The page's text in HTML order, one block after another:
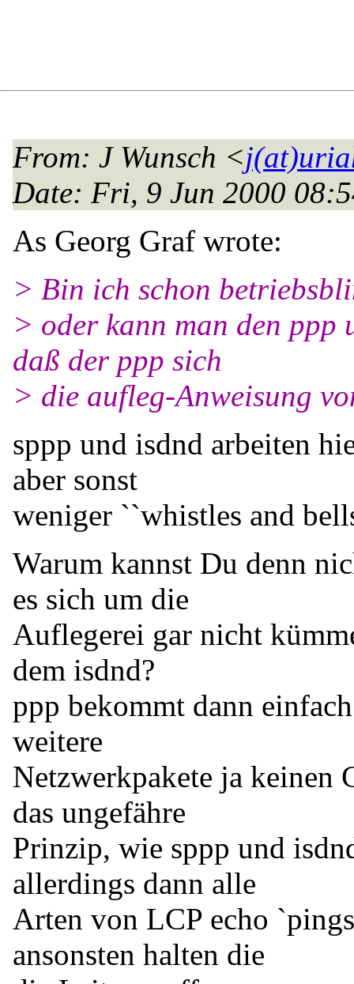
From: J Wunsch <
Date: Fri, 9 Jun 2000
As Georg Graf wrote:
> Bin ich schon
> oder kann man den ppp
daß der ppp sich
> die aufleg-Anweisung
sppp und isdnd arbeiten
aber sonst
weniger ``whistles and
Warum kannst Du denn
es sich um die
Auflegerei gar nicht
dem isdnd?
ppp bekommt dann
weitere
Netzwerkpakete ja keinen
das ungefähre
Prinzip, wie sppp und
allerdings dann alle
Arten von LCP echo
ansonsten halten die